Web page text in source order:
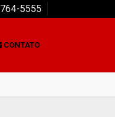
5555
CONTATO